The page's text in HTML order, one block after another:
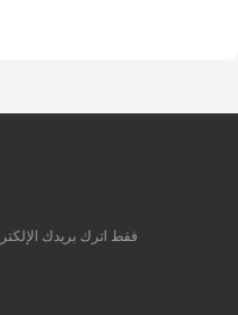
فقط اترك بريدك